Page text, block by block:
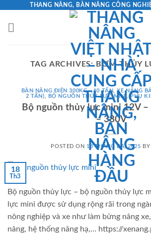
content
THANG NÂNG, BÀN NÂNG CÔNG
TAG ARCHIVES: BƠM THỦY
BÀN NÂNG ĐIỆN 300KG - 10 TẤN ,XE NÂNG
2 TẤN)
BỘ NGUỒN THỦY LỰC MINI , PHỤ
Bộ nguồn thủy lực mini 12V –
– 380V
POSTED ON 18 THÁNG BA, 2025 BY
18
Th3
Bộ nguồn thủy lực – bộ nguồn thủy lực
lực mini được sử dụng rộng rãi trong
nông nghiệp và xe như làm bửng nâng
nâng, hệ thống nâng hạ,… https://